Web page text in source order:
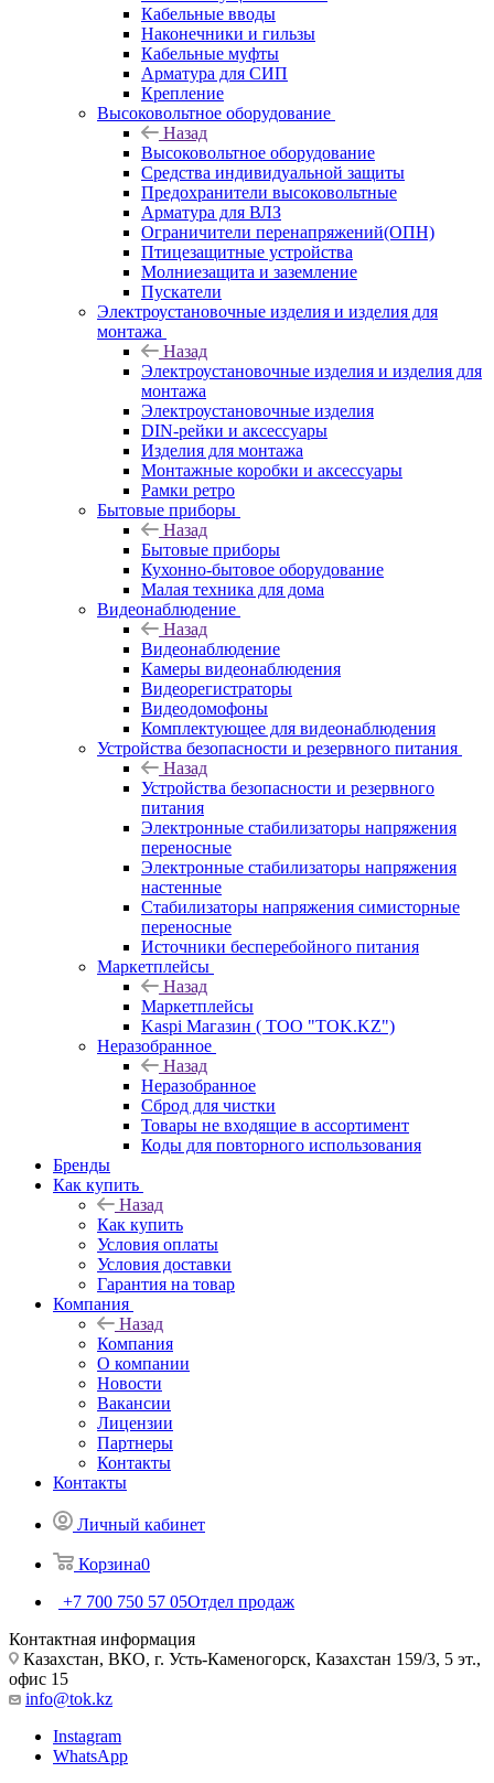
Кабельные вводы
Наконечники и гильзы
Кабельные муфты
Арматура для СИП
Крепление
Высоковольтное оборудование
Назад
Высоковольтное оборудование
Средства индивидуальной защиты
Предохранители высоковольтные
Арматура для ВЛЗ
Ограничители перенапряжений(ОПН)
Птицезащитные устройства
Молниезащита и заземление
Пускатели
Электроустановочные изделия и изделия для
монтажа
Назад
Электроустановочные изделия и изделия для
монтажа
Электроустановочные изделия
DIN-рейки и аксессуары
Изделия для монтажа
Монтажные коробки и аксессуары
Рамки ретро
Бытовые приборы
Назад
Бытовые приборы
Кухонно-бытовое оборудование
Малая техника для дома
Видеонаблюдение
Назад
Видеонаблюдение
Камеры видеонаблюдения
Видеорегистраторы
Видеодомофоны
Комплектующее для видеонаблюдения
Устройства безопасности и резервного питания
Назад
Устройства безопасности и резервного
питания
Электронные стабилизаторы напряжения
переносные
Электронные стабилизаторы напряжения
настенные
Стабилизаторы напряжения симисторные
переносные
Источники бесперебойного питания
Маркетплейсы
Назад
Маркетплейсы
Kaspi Магазин ( ТОО "TOK.KZ")
Неразобранное
Назад
Неразобранное
Сброд для чистки
Товары не входящие в ассортимент
Коды для повторного использования
Бренды
Как купить
Назад
Как купить
Условия оплаты
Условия доставки
Гарантия на товар
Компания
Назад
Компания
О компании
Новости
Вакансии
Лицензии
Партнеры
Контакты
Контакты
Личный кабинет
Корзина0
+7 700 750 57 05Отдел продаж
Контактная информация
Казахстан, ВКО, г. Усть-Каменогорск, Казахстан 159/3, 5 эт.,
офис 15
info@tok.kz
Instagram
WhatsApp